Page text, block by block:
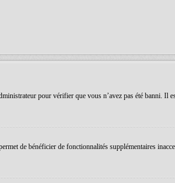
pour vérifier que vous n’avez pas été banni. Il
de bénéficier de fonctionnalités supplémentaires